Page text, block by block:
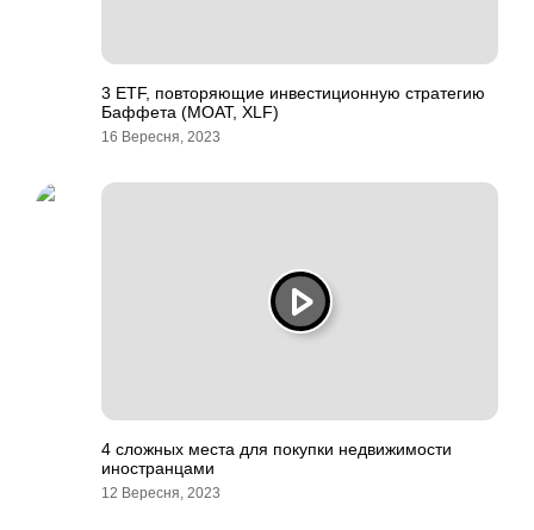
3 ETF, повторяющие инвестиционную стратегию
Баффета (MOAT, XLF)
16 Вересня, 2023
4 сложных места для покупки недвижимости
иностранцами
12 Вересня, 2023